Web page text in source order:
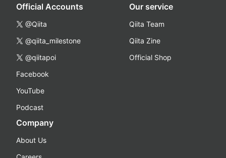
Official Accounts
@Qiita
@qiita_milestone
@qiitapoi
Facebook
YouTube
Podcast
Our service
Qiita Team
Qiita Zine
Official Shop
Company
About Us